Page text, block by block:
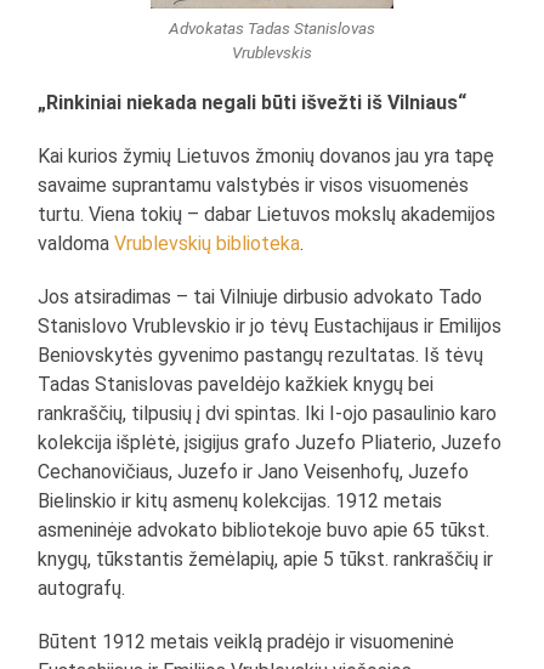
Advokatas Tadas Stanislovas
Vrublevskis
„Rinkiniai niekada negali būti išvežti iš Vilniaus“
Kai kurios žymių Lietuvos žmonių dovanos jau yra tapę
savaime suprantamu valstybės ir visos visuomenės
turtu. Viena tokių – dabar Lietuvos mokslų akademijos
valdomaVrublevskių biblioteka.
Jos atsiradimas – tai Vilniuje dirbusio advokato Tado
Stanislovo Vrublevskio ir jo tėvų Eustachijaus ir Emilijos
Beniovskytės gyvenimo pastangų rezultatas. Iš tėvų
Tadas Stanislovas paveldėjo kažkiek knygų bei
rankraščių, tilpusių į dvi spintas. Iki I-ojo pasaulinio karo
kolekcija išplėtė, įsigijus grafo Juzefo Pliaterio, Juzefo
Cechanovičiaus, Juzefo ir Jano Veisenhofų, Juzefo
Bielinskio ir kitų asmenų kolekcijas. 1912 metais
asmeninėje advokato bibliotekoje buvo apie 65 tūkst.
knygų, tūkstantis žemėlapių, apie 5 tūkst. rankraščių ir
autografų.
Būtent 1912 metais veiklą pradėjo ir visuomeninė